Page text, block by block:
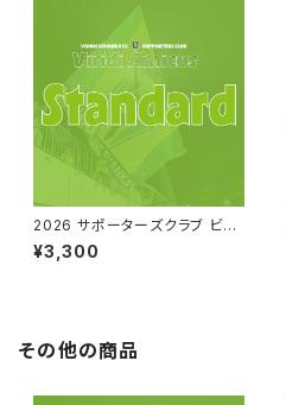
2026 サポーターズクラブ ビリ
アミ【スタンダード】
¥3,300
その他の商品